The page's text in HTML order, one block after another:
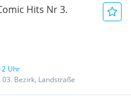
Hits Nr 3.
Uhr
03. Bezirk, Landstraße